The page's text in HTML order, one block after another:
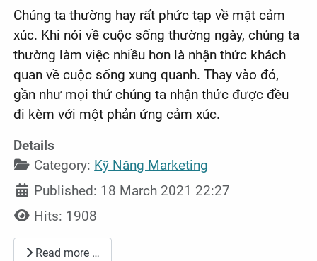
Chúng ta thường hay rất phức tạp về mặt cảm
xúc. Khi nói về cuộc sống thường ngày, chúng ta
thường làm việc nhiều hơn là nhận thức khách
quan về cuộc sống xung quanh. Thay vào đó,
gần như mọi thứ chúng ta nhận thức được đều
đi kèm với một phản ứng cảm xúc.
Details
Category: Kỹ Năng Marketing
Published: 18 March 2021 22:27
Hits: 1908
Read more …